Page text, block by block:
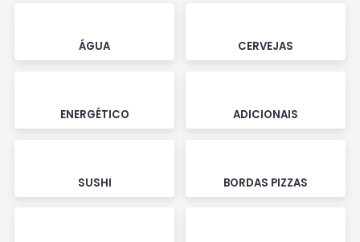
ÁGUA CERVEJAS
ENERGÉTICO ADICIONAIS
SUSHI BORDAS PIZZAS